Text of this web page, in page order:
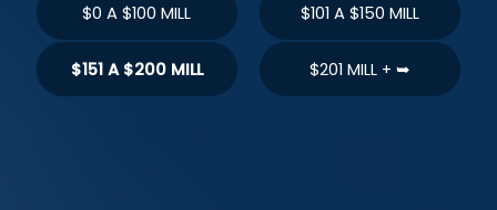
$0 A $100 MILL $101 A $150 MILL
$151 A $200 MILL $201 MILL + ➥